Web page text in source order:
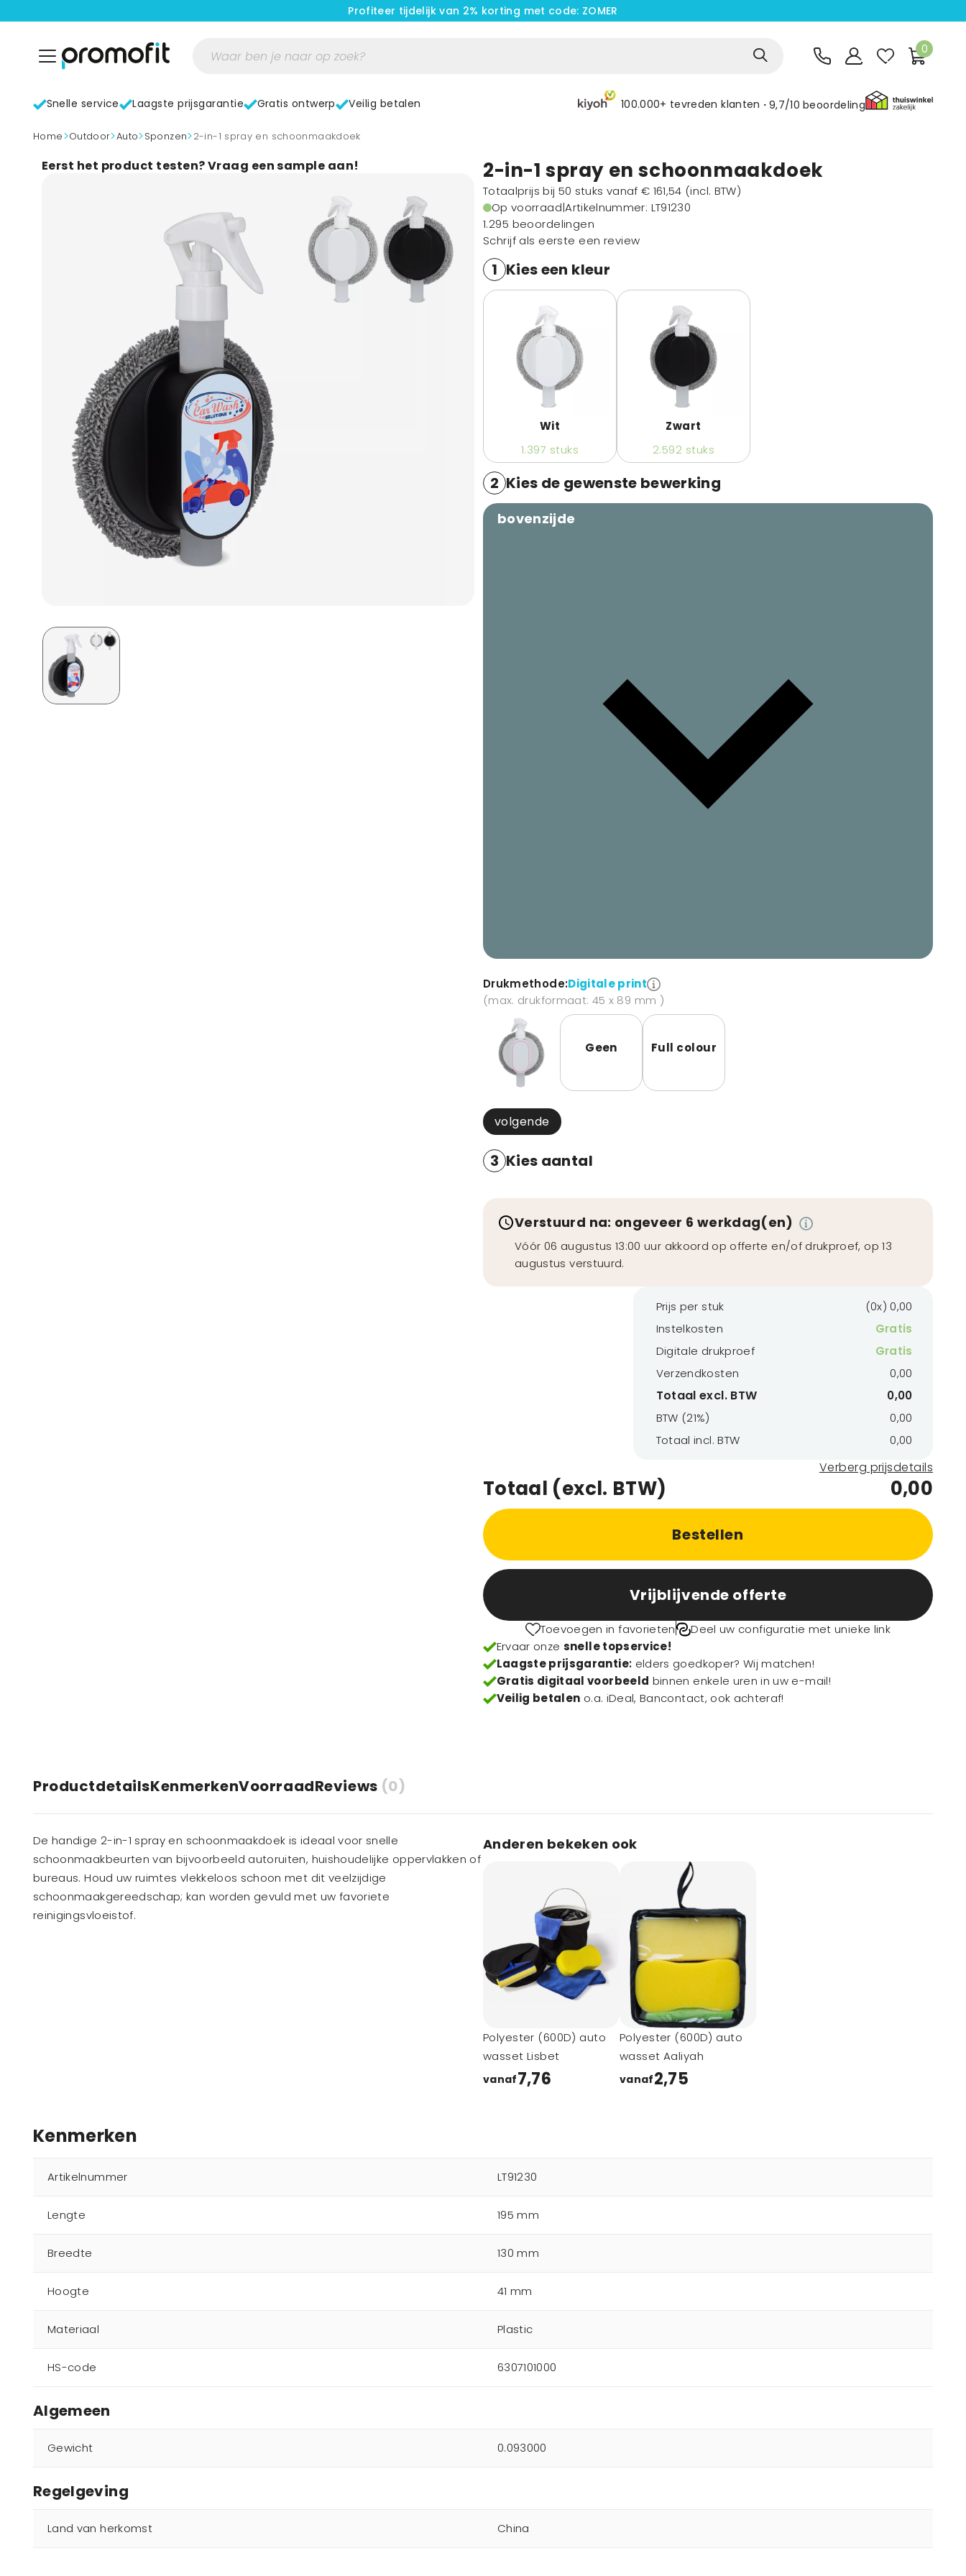
Profiteer tijdelijk van 2% korting met code: ZOMER
0
Snelle service Laagste prijsgarantie Gratis ontwerp Veilig betalen 100.000+ tevreden klanten 9,7/10 beoordeling
home> Outdoor> Auto> Sponzen> 2-in-1 spray en schoonmaakdoek
Eerst het product testen? Vraag een sample aan! 2-in-1 spray en schoonmaakdoek
Totaalprijs bij 50 stuks vanaf € 161,54 (incl. BTW)
Op voorraad|Artikelnummer: LT91230
1.295 beoordelingen
Schrijf als eerste een review
1 Kies een kleur
Wit
1.397 stuks
Zwart
2.592 stuks
2 Kies de gewenste bewerking
bovenzijde
Drukmethode:Digitale print
(max. drukformaat: 45 x 89 mm )
Geen Full colour
volgende
3 Kies aantal
Verstuurd na: ongeveer 6 werkdag(en)
Vóór 06 augustus 13:00 uur akkoord op offerte en/of drukproef, op 13
augustus verstuurd.
Prijs per stuk
(0x) 0,00
Instelkosten
Gratis
Digitale drukproef
Gratis
Verzendkosten
0,00
Totaal excl. BTW
0,00
BTW (21%)
0,00
Totaal incl. BTW
0,00
Verberg prijsdetails
Totaal (excl. BTW) 0,00
Bestellen
Vrijblijvende offerte
Toevoegen in favorieten
Deel uw configuratie met unieke link
Ervaar onze snelle topservice!
Laagste prijsgarantie: elders goedkoper? Wij matchen!
Gratis digitaal voorbeeld binnen enkele uren in uw e-mail!
Veilig betalen o.a. iDeal, Bancontact, ook achteraf!
ProductdetailsKenmerkenVoorraadReviews (0)
De handige 2-in-1 spray en schoonmaakdoek is ideaal voor snelle
schoonmaakbeurten van bijvoorbeeld autoruiten, huishoudelijke oppervlakken of
bureaus. Houd uw ruimtes vlekkeloos schoon met dit veelzijdige
schoonmaakgereedschap; kan worden gevuld met uw favoriete
reinigingsvloeistof.
Anderen bekeken ook
Polyester (600D) auto
wasset Lisbet
vanaf7,76
Polyester (600D) auto
wasset Aaliyah
vanaf2,75
Kenmerken
Artikelnummer LT91230
Lengte 195 mm
Breedte 130 mm
Hoogte 41 mm
Materiaal Plastic
HS-code 6307101000
Algemeen
Gewicht 0.093000
Regelgeving
Land van herkomst China